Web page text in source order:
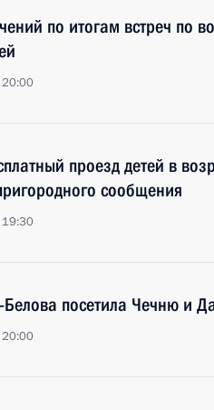
по итогам встреч по
20:00
проезд детей в
сообщения
19:30
посетила Чечню и
20:00